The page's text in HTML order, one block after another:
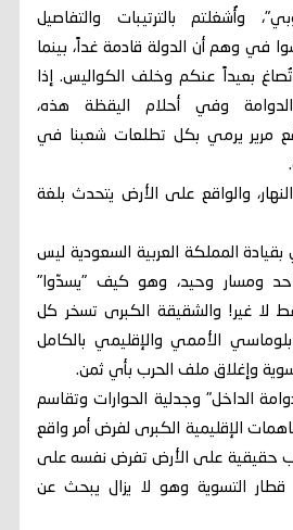
وأُشغلتم بالترتيبات والتفاصيل
في وهم أن الدولة قادمة غداً، بينما
تُصاغ بعيداً عنكم وخلف الكواليس. إذا
وفي أحلام اليقظة هذه،
مرير يرمي بكل تطلعات شعبنا في
والواقع على الأرض يتحدث بلغة
بقيادة المملكة العربية السعودية ليس
ومسار وحيد، وهو كيف "يسدّوا"
لا غير! والشقيقة الكبرى تسخر كل
الأممي والإقليمي بالكامل
وإغلاق ملف الحرب بأي ثمن.
الداخل" وجدلية الحوارات وتقاسم
الإقليمية الكبرى لفرض أمر واقع
حقيقية على الأرض تفرض نفسه على
قطار التسوية وهو لا يزال يبحث عن